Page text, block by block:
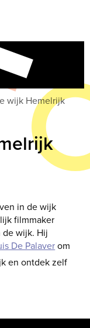
wijk Hemelrijk
in de wijk
filmmaker
de wijk. Hij
De Palaverom
en ontdek zelf